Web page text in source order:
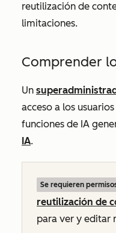
reutilización de
limitaciones.
Comprender
Un
acceso a los
funciones de IA
IA.
Se requieren
reutilización de
para ver y editar